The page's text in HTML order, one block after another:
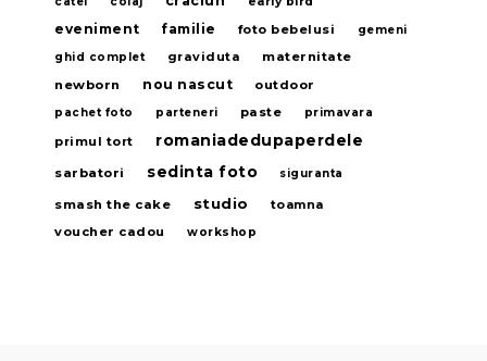
eveniment familie foto bebelusi
gemeni
ghid complet
graviduta
maternitate
newborn
nou nascut outdoor
pachet foto parteneri paste primavara
primul tort romaniadedupaperdele
sarbatori sedinta foto siguranta
smash the cake studio toamna
voucher cadou workshop